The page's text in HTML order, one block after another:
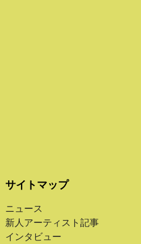
サイトマップ
ニュース
新人アーティスト記事
インタビュー